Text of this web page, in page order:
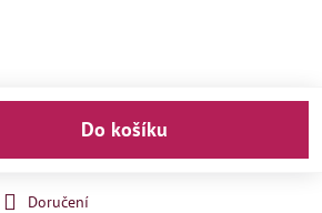
Do košíku
Doručení